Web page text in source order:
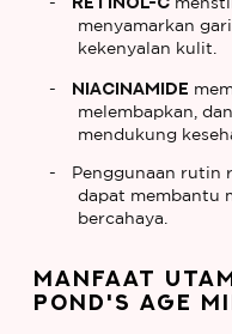
menyamarkan
kekenyalan kulit.
Niacinamide
melembapkan,
mendukung
Penggunaan rutin
dapat membantu
bercahaya.
MANFAAT
POND'S AGE